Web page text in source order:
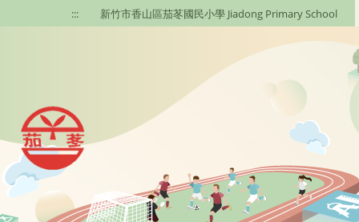
移至網頁之主要內容區位置
::: 新竹市香山區茄苳國民小學 Jiadong Primary School